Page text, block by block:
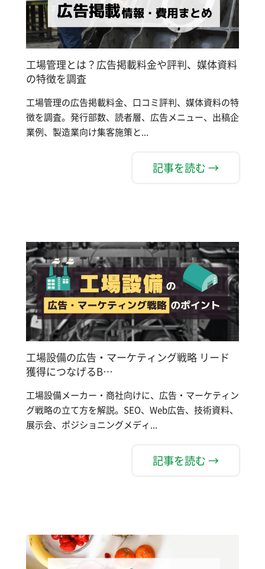
工場管理とは？広告掲載料金や評判、媒体資料
の特徴を調査
工場管理の広告掲載料金、口コミ評判、媒体資料の特
徴を調査。発行部数、読者層、広告メニュー、出稿企
業例、製造業向け集客施策と...
記事を読む →
工場設備の広告・マーケティング戦略 リード
獲得につなげるB…
工場設備メーカー・商社向けに、広告・マーケティン
グ戦略の立て方を解説。SEO、Web広告、技術資料、
展示会、ポジショニングメディ...
記事を読む →